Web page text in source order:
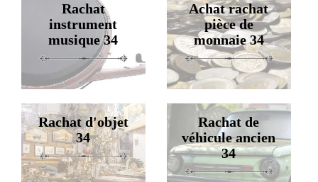
Rachat
instrument
musique 34
Achat rachat
pièce de
monnaie 34
Rachat d'objet
34
Rachat de
véhicule ancien
34